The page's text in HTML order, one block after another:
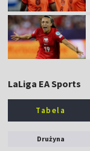
LaLiga EA Sports
Tabela
Drużyna